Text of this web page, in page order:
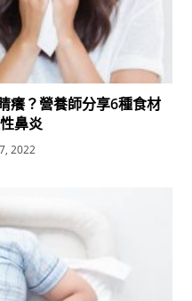
癢？營養師分享6種食材
鼻炎
2022